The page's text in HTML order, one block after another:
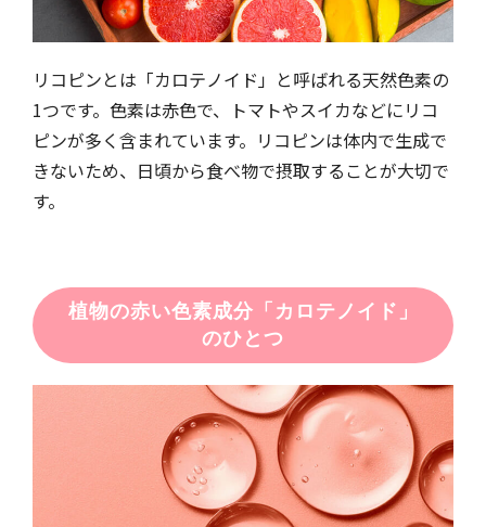
リコピンとは「カロテノイド」と呼ばれる天然色素の
1つです。色素は赤色で、トマトやスイカなどにリコ
ピンが多く含まれています。リコピンは体内で生成で
きないため、日頃から食べ物で摂取することが大切で
す。
植物の赤い色素成分「カロテノイド」
のひとつ